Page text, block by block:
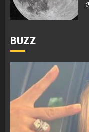
BUZZ